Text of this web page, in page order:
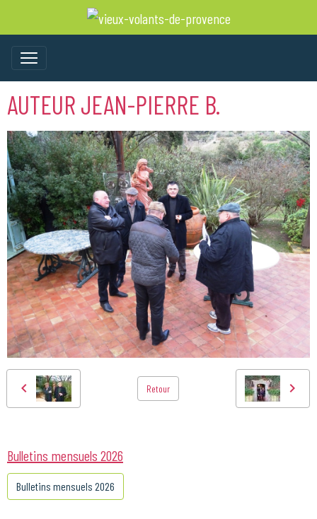
AUTEUR JEAN-PIERRE B.
Retour
Bulletins mensuels 2026
Bulletins mensuels 2026